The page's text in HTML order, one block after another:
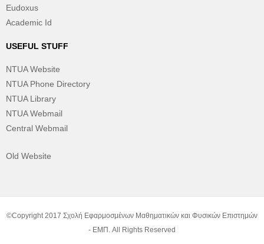
Eudoxus
Academic Id
USEFUL STUFF
NTUA Website
NTUA Phone Directory
NTUA Library
NTUA Webmail
Central Webmail
Old Website
©Copyright 2017 Σχολή Εφαρμοσμένων Μαθηματικών και Φυσικών Επιστημών
- ΕΜΠ. All Rights Reserved